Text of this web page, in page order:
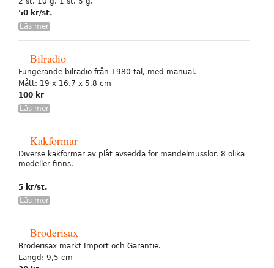
50 kr/st.
Läs mer
Bilradio
Fungerande bilradio från 1980-tal, med manual.
Mått: 19 x 16,7 x 5,8 cm
100 kr
Läs mer
Kakformar
Diverse kakformar av plåt avsedda för mandelmusslor. 8 olika
modeller finns.
5 kr/st.
Läs mer
Broderisax
Broderisax märkt Import och Garantie.
Längd: 9,5 cm